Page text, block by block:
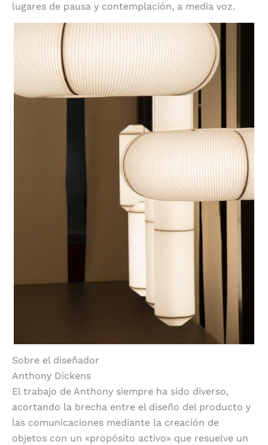
lugares de pausa y contemplación, a media voz.
Sobre el diseñador
Anthony Dickens
El trabajo de Anthony siempre ha sido diverso,
acortando la brecha entre el diseño del producto y
las comunicaciones mediante la creación de
objetos con un «propósito activo» que resuelve un